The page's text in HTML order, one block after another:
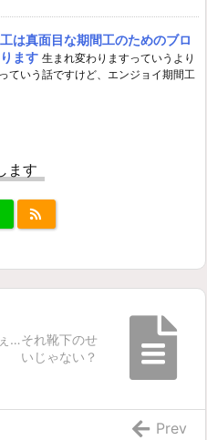
は真面目な期間工のためのブロ
ます 生まれ変わりますっていうより
ていう話ですけど、エンジョイ期間工
ます
…それ靴下のせ
いじゃない？
Prev